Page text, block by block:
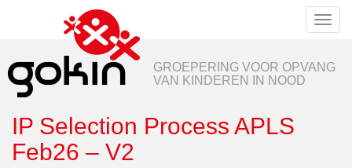
Toggle
GROEPERING VOOR OPVANG
VAN KINDEREN IN NOOD
IP Selection Process APLS
Feb26 – V2